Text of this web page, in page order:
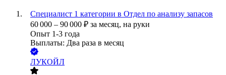
Специалист 1 категории в Отдел по анализу запасов
60 000 – 90 000 ₽ за месяц, на руки
Опыт 1-3 года
Выплаты: Два раза в месяц
ЛУКОЙЛ